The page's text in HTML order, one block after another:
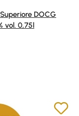
5 Sternen
DOCG
vol. 0,75l